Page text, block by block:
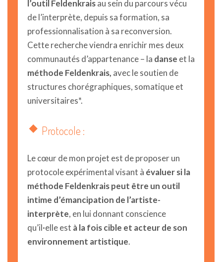
l’outil Feldenkraisau sein du parcours vécu
de l’interprète, depuis sa formation, sa
professionnalisation à sa reconversion.
Cette recherche viendra enrichir mes deux
communautés d’appartenance – la danse et la
méthode Feldenkrais, avec le soutien de
structures chorégraphiques, somatique et
universitaires*.
Protocole :
Le cœur de mon projet est de proposer un
protocole expérimental visant à évaluer si la
méthode Feldenkrais peut être un outil
intime d’émancipation de l’artiste-
interprète, en lui donnant conscience
qu’il·elle est à la fois cible et acteur de son
environnement artistique.